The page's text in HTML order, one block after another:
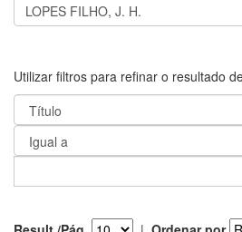
Utilizar filtros para refinar o resultado